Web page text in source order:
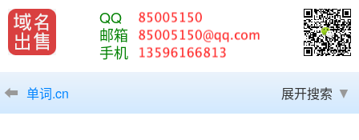
QQ
邮箱
手机
单词.cn 展开搜索